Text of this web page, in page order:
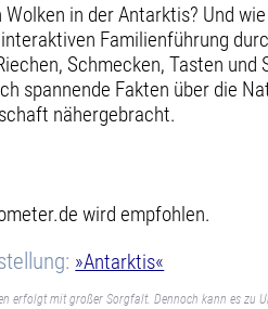
in der Antarktis? Und
Familienführung
Schmecken, Tasten und
spannende Fakten über die
nähergebracht.
wird empfohlen.
»Antarktis«
erfolgt mit großer Sorgfalt. Dennoch kann es